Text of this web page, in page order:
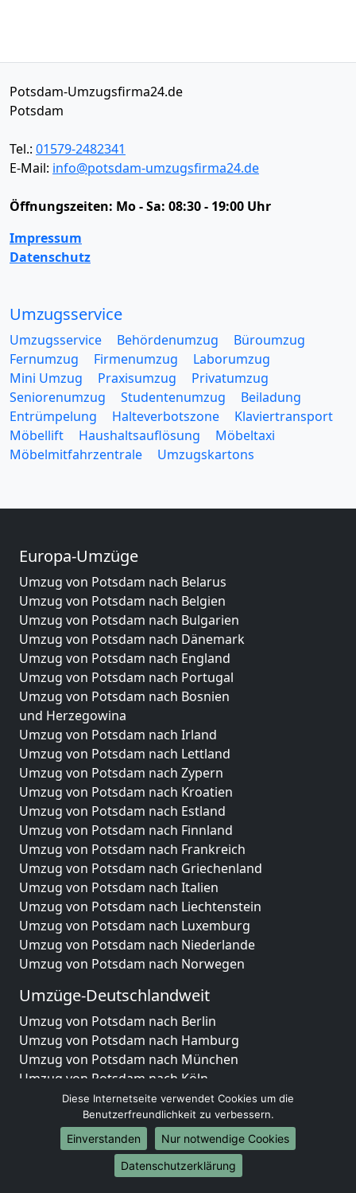
Potsdam-Umzugsfirma24.de
Potsdam
Tel.: 01579-2482341
E-Mail: info@potsdam-umzugsfirma24.de
Öffnungszeiten: Mo - Sa: 08:30 - 19:00 Uhr
Impressum
Datenschutz
Umzugsservice
Umzugsservice Behördenumzug
Büroumzug
Fernumzug
Firmenumzug
Laborumzug
Mini Umzug
Praxisumzug
Privatumzug
Seniorenumzug
Studentenumzug
Beiladung
Entrümpelung
Halteverbotszone
Klaviertransport
Möbellift
Haushaltsauflösung
Möbeltaxi
Möbelmitfahrzentrale
Umzugskartons
Europa-Umzüge
Umzug von Potsdam nach Belarus
Umzug von Potsdam nach Belgien
Umzug von Potsdam nach Bulgarien
Umzug von Potsdam nach Dänemark
Umzug von Potsdam nach England
Umzug von Potsdam nach Portugal
Umzug von Potsdam nach Bosnien
und Herzegowina
Umzug von Potsdam nach Irland
Umzug von Potsdam nach Lettland
Umzug von Potsdam nach Zypern
Umzug von Potsdam nach Kroatien
Umzug von Potsdam nach Estland
Umzug von Potsdam nach Finnland
Umzug von Potsdam nach Frankreich
Umzug von Potsdam nach Griechenland
Umzug von Potsdam nach Italien
Umzug von Potsdam nach Liechtenstein
Umzug von Potsdam nach Luxemburg
Umzug von Potsdam nach Niederlande
Umzug von Potsdam nach Norwegen
Umzüge-Deutschlandweit
Umzug von Potsdam nach Berlin
Umzug von Potsdam nach Hamburg
Umzug von Potsdam nach München
Umzug von Potsdam nach Köln
Umzug von Potsdam nach Frankfurt am Main
Umzug von Potsdam nach Stuttgart
Umzug von Potsdam nach Düsseldorf
Umzug von Potsdam nach Leipzig
Umzug von Potsdam nach Dortmund
Diese Internetseite verwendet Cookies um die
Benutzerfreundlichkeit zu verbessern.
Einverstanden
Nur notwendige Cookies
Datenschutzerklärung